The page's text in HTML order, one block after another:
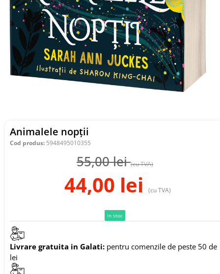
Animalele nopții
Cod produs: 5948495010355
55,00lei (cu TVA)
44,00 lei (cu TVA)
In stoc
Livrare gratuita in Galati: pentru comenzile de peste 50 de
lei